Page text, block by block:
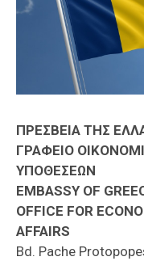
ΠΡΕΣΒΕΙΑ THΣ
ΓΡΑΦΕΙΟ
ΥΠΟΘΕΣΕΩΝ
EMBASSY OF
OFFICE FOR
AFFAIRS
Bd. Pache